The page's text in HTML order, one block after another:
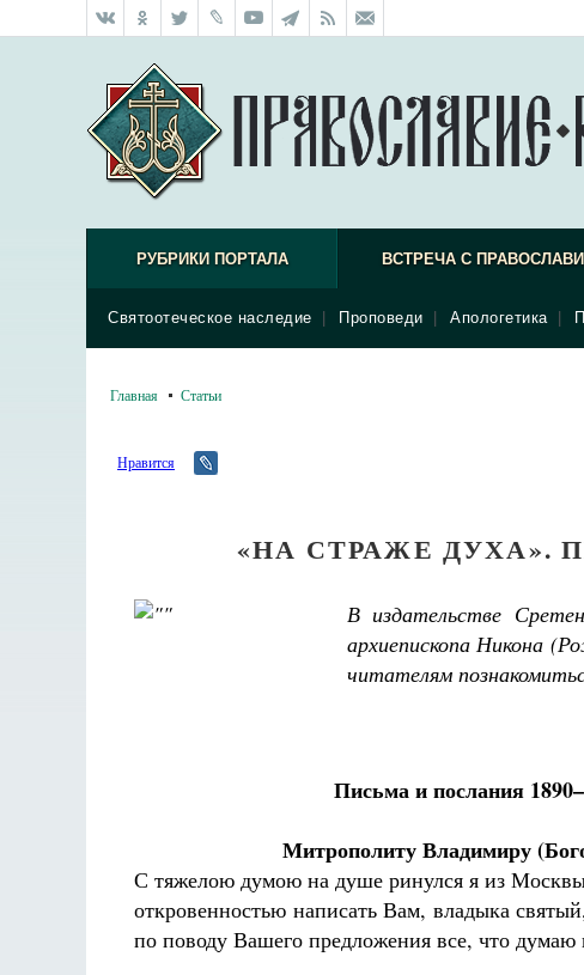
РУБРИКИ ПОРТАЛА ВСТРЕЧА С
Святоотеческое наследие Проповеди Апологетика
Главная Статьи
Нравится
«НА СТРАЖЕ ДУХА».
В издательстве
архиепископа Никона
читателям
Письма и послания
Митрополиту Владимиру
С тяжелою думою на душе ринулся я из
откровенностью написать Вам, владыка
по поводу Вашего предложения все, что думаю